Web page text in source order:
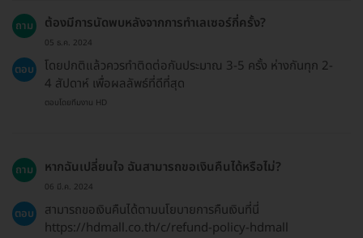
ถาม ต้องมีการนัดพบหลังจากการทำเลเซอร์กี่ครั้ง?
05 ธ.ค. 2024
ตอบ
โดยปกติแล้วควรทำติดต่อกันประมาณ 3-5 ครั้ง ห่างกันทุก 2-
4 สัปดาห์ เพื่อผลลัพธ์ที่ดีที่สุด
ตอบโดยทีมงาน HD
ถาม หากฉันเปลี่ยนใจ ฉันสามารถขอเงินคืนได้หรือไม่?
06 มี.ค. 2024
ตอบ
สามารถขอเงินคืนได้ตามนโยบายการคืนเงินที่นี่
https://hdmall.co.th/c/refund-policy-hdmall